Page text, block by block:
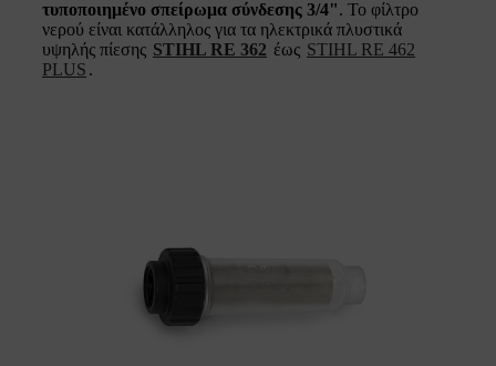
τυποποιημένο σπείρωμα σύνδεσης 3/4". Το φίλτρο
νερού είναι κατάλληλος για τα ηλεκτρικά πλυστικά
υψηλής πίεσης STIHL RE 362 έως STIHL RE 462
PLUS .